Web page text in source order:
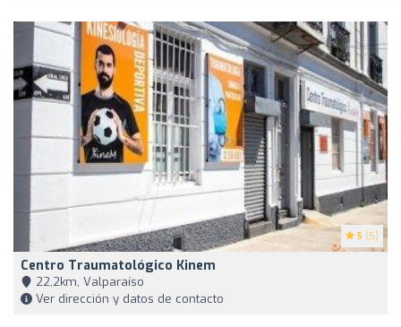
5 (5)
Centro Traumatológico Kinem
22,2km, Valparaíso
Ver dirección y datos de contacto